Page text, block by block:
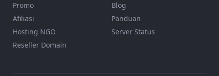
Promo
Afiliasi
Hosting NGO
Reseller Domain
Blog
Panduan
Server Status